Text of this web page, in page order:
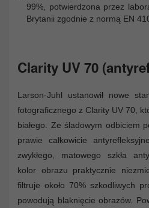
99%, potwierdzona przez
Brytanii zgodnie z normą EN
Clarity UV 70
Larson-Juhl ustanowił nowe
fotograficznego z Clarity UV 70,
białego. Ze śladowym odbiciem
prawie całkowicie
zwykłego, matowego szkła
kolor obrazu praktycznie
filtruje około 70% szkodliwych
powodują blaknięcie obrazów.